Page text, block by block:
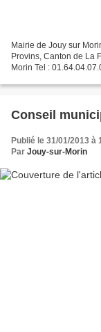
Mairie de Jouy sur
Provins, Canton de La
Morin Tel :
Conseil
Publié le 31/01/2013 à
Par Jouy-sur-Morin